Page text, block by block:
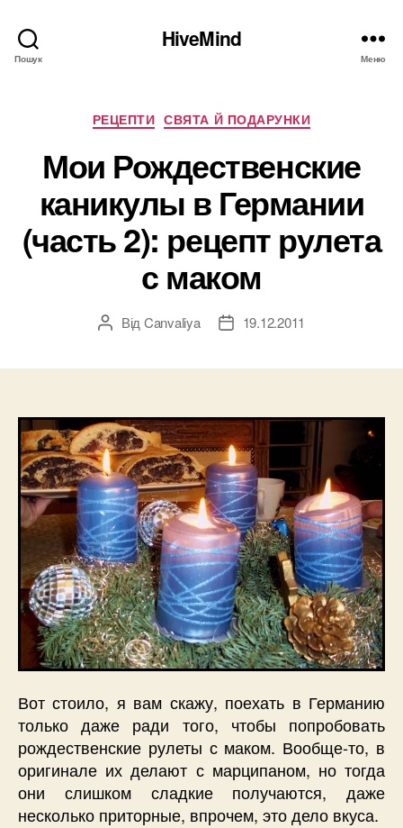
Пошук
HiveMind
Меню
Категорії
РЕЦЕПТИ СВЯТА Й ПОДАРУНКИ
Мои Рождественские
каникулы в Германии
(часть 2): рецепт рулета
с маком
Автор
Від Canvaliya
Дата19.12.2011
Вот стоило, я вам скажу, поехать в Германию
только даже ради того, чтобы попробовать
рождественские рулеты с маком. Вообще-то, в
оригинале их делают с марципаном, но тогда
они слишком сладкие получаются, даже
несколько приторные, впрочем, это дело вкуса.